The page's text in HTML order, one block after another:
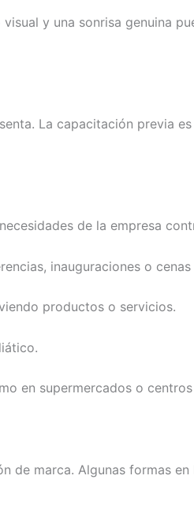
y una sonrisa genuina
La capacitación previa
de la empresa
inauguraciones o cenas
productos o servicios.
en supermercados o
de marca. Algunas formas